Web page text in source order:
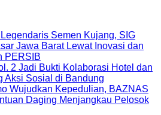
Semen Kujang, SIG
Jawa Barat Lewat Inovasi dan
PERSIB
2 Jadi Bukti Kolaborasi Hotel dan
Aksi Sosial di Bandung
Wujudkan Kepedulian, BAZNAS
Daging Menjangkau Pelosok